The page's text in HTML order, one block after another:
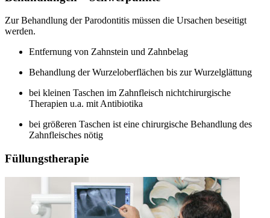
Zur Behandlung der Parodontitis müssen die Ursachen beseitigt
werden.
Entfernung von Zahnstein und Zahnbelag
Behandlung der Wurzeloberflächen bis zur Wurzelglättung
bei kleinen Taschen im Zahnfleisch nichtchirurgische
Therapien u.a. mit Antibiotika
bei größeren Taschen ist eine chirurgische Behandlung des
Zahnfleisches nötig
Füllungstherapie